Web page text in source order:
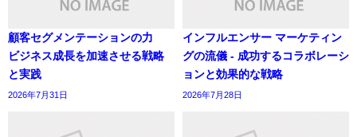
顧客セグメンテーションの力
ビジネス成長を加速させる戦略
と実践
2026年7月31日
インフルエンサー マーケティン
グの流儀 - 成功するコラボレーシ
ョンと効果的な戦略
2026年7月28日